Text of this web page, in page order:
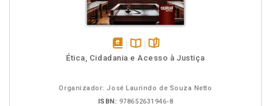
disponívelDisponível
páginas
Ética, Cidadania e Acesso à Justiça
Organizador: José Laurindo de Souza Netto
ISBN: 978652631946-8